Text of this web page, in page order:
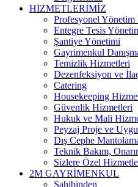
HİZMETLERİMİZ
Profesyonel
Entegre Tesis
Şantiye Yönetimi
Gayrimenkul
Temizlik Hizmetleri
Dezenfeksiyon ve
Catering
Housekeeping
Güvenlik Hizmetleri
Hukuk ve Mali
Peyzaj Proje ve
Dış Cephe
Teknik Bakım,
Sizlere Özel
2M GAYRİMENKUL
Sahibinden